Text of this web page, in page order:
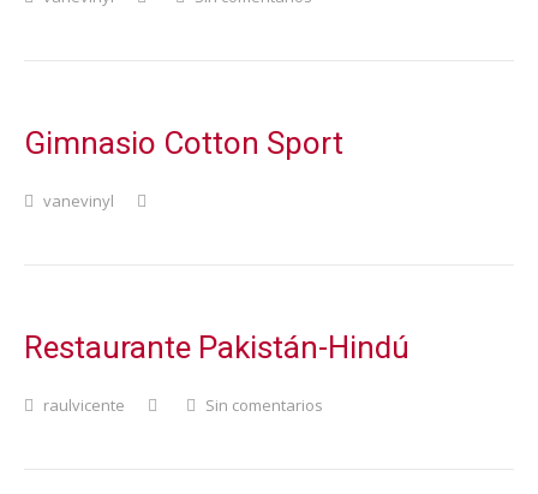
Gimnasio Cotton Sport
vanevinyl
Restaurante Pakistán-Hindú
raulvicente Sin comentarios